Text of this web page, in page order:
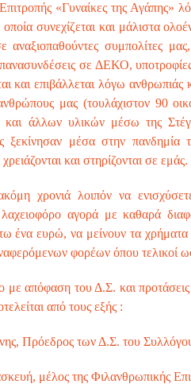
«Γυναίκες της Αγάπης»
συνεχίζεται και μάλιστα
συμπολίτες
σε ΔΕΚΟ,
και επιβάλλεται λόγω
μας (τουλάχιστον 90
και άλλων υλικών μέσω της
ξεκίνησαν μέσα στην πανδημία
και στηρίζονται σε εμάς.
χρονιά λοιπόν να
λαχειοφόρο αγορά με καθαρά
ένα ευρώ, να μείνουν τα
φορέων όπου τελικοί
με απόφαση του Δ.Σ. και
από τους εξής :
Πρόεδρος των Δ.Σ. του
μέλος της Φιλανθρωπικής